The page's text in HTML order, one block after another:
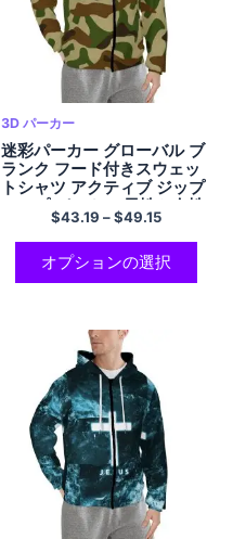
3D パーカー
迷彩パーカー グローバル ブ
ランク フード付きスウェッ
トシャツ アクティブ ジップ
アップ パーカー 男性と女性
用 ポリエステル
$43.19 –$49.15
オプションの選択